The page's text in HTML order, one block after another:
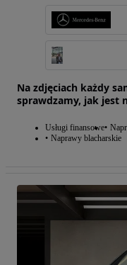
Na zdjęciach każdy
sprawdzamy, jak jest
Usługi finansowe
Naprawy blacharskie